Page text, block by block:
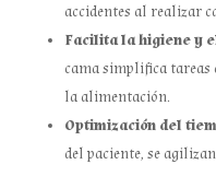
accidentes al realizar
Facilita la higiene y
cama simplifica tareas
la alimentación.
Optimización del
del paciente, se